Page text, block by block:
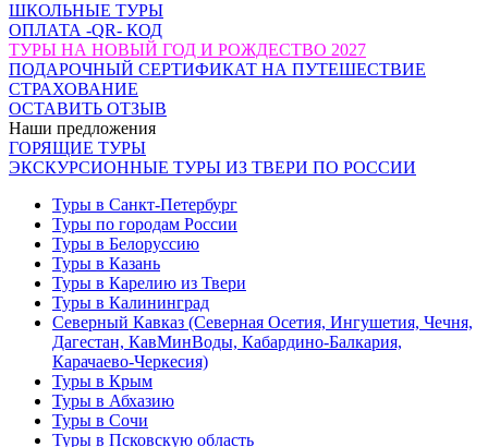
ШКОЛЬНЫЕ ТУРЫ
ОПЛАТА -QR- КОД
ТУРЫ НА НОВЫЙ ГОД И РОЖДЕСТВО 2027
ПОДАРОЧНЫЙ СЕРТИФИКАТ НА ПУТЕШЕСТВИЕ
СТРАХОВАНИЕ
ОСТАВИТЬ ОТЗЫВ
Наши предложения
ГОРЯЩИЕ ТУРЫ
ЭКСКУРСИОННЫЕ ТУРЫ ИЗ ТВЕРИ ПО РОССИИ
Туры в Санкт-Петербург
Туры по городам России
Туры в Белоруссию
Туры в Казань
Туры в Карелию из Твери
Туры в Калининград
Северный Кавказ (Северная Осетия, Ингушетия, Чечня,
Дагестан, КавМинВоды, Кабардино-Балкария,
Карачаево-Черкесия)
Туры в Крым
Туры в Абхазию
Туры в Сочи
Туры в Псковскую область